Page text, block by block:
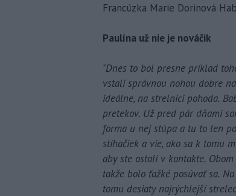
Francúzka Marie Dorinová
Paulína už nie je nováčik
"Dnes to bol presne príklad
vstali správnou nohou dobre
ideálne, na strelnici pohoda.
pretekov. Už pred pár dňami
forma u nej stúpa a tu to len
stíhačiek a vie, ako sa k tomu
aby ste ostali v kontakte.
takže bolo ťažké posúvať sa.
tomu desiaty najrýchlejší